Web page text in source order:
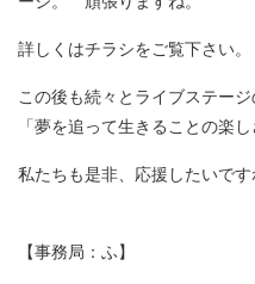
詳しくはチラシをご覧下さい。
この後も続々とライブステー
「夢を追って生きることの楽し
私たちも是非、応援したいです
【事務局：ふ】